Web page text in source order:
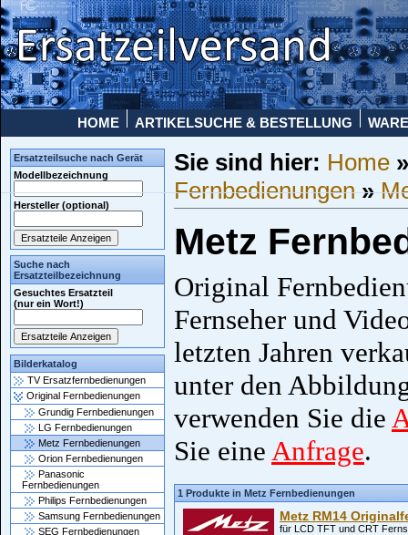
HOME ARTIKELSUCHE & BESTELLUNG
Ersatzteilsuche nach Gerät
Modellbezeichnung
Hersteller (optional)
Suche nach
Ersatzteilbezeichnung
Gesuchtes Ersatzteil
(nur ein Wort!)
Bilderkatalog
TV Ersatzfernbedienungen
Original Fernbedienungen
Grundig Fernbedienungen
LG Fernbedienungen
Metz Fernbedienungen
Orion Fernbedienungen
Panasonic
Fernbedienungen
Philips Fernbedienungen
Samsung Fernbedienungen
SEG Fernbedienungen
Sie sind hier: Home
Fernbedienungen»
Metz
Original
Fernseher und
letzten Jahren
unter den
verwenden Sie die
Sie eine Anfrage.
1 Produkte in Metz Fernbedienungen
Metz RM14
für LCD TFT und CRT